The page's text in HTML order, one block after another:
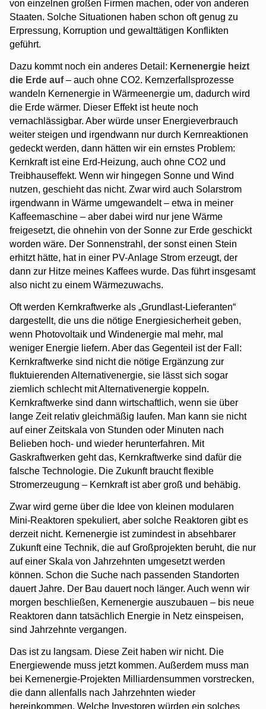
von einzelnen großen Firmen machen, oder von anderen
Staaten. Solche Situationen haben schon oft genug zu
Erpressung, Korruption und gewalttätigen Konflikten
geführt.
Dazu kommt noch ein anderes Detail: Kernenergie heizt
die Erde auf– auch ohne CO2. Kernzerfallsprozesse
wandeln Kernenergie in Wärmeenergie um, dadurch wird
die Erde wärmer. Dieser Effekt ist heute noch
vernachlässigbar. Aber würde unser Energieverbrauch
weiter steigen und irgendwann nur durch Kernreaktionen
gedeckt werden, dann hätten wir ein ernstes Problem:
Kernkraft ist eine Erd-Heizung, auch ohne CO2 und
Treibhauseffekt. Wenn wir hingegen Sonne und Wind
nutzen, geschieht das nicht. Zwar wird auch Solarstrom
irgendwann in Wärme umgewandelt – etwa in meiner
Kaffeemaschine – aber dabei wird nur jene Wärme
freigesetzt, die ohnehin von der Sonne zur Erde geschickt
worden wäre. Der Sonnenstrahl, der sonst einen Stein
erhitzt hätte, hat in einer PV-Anlage Strom erzeugt, der
dann zur Hitze meines Kaffees wurde. Das führt insgesamt
also nicht zu einem Wärmezuwachs.
Oft werden Kernkraftwerke als „Grundlast-Lieferanten“
dargestellt, die uns die nötige Energiesicherheit geben,
wenn Photovoltaik und Windenergie mal mehr, mal
weniger Energie liefern. Aber das Gegenteil ist der Fall:
Kernkraftwerke sind nicht die nötige Ergänzung zur
fluktuierenden Alternativenergie, sie lässt sich sogar
ziemlich schlecht mit Alternativenergie koppeln.
Kernkraftwerke sind dann wirtschaftlich, wenn sie über
lange Zeit relativ gleichmäßig laufen. Man kann sie nicht
auf einer Zeitskala von Stunden oder Minuten nach
Belieben hoch- und wieder herunterfahren. Mit
Gaskraftwerken geht das, Kernkraftwerke sind dafür die
falsche Technologie. Die Zukunft braucht flexible
Stromerzeugung – Kernkraft ist aber groß und behäbig.
Zwar wird gerne über die Idee von kleinen modularen
Mini-Reaktoren spekuliert, aber solche Reaktoren gibt es
derzeit nicht. Kernenergie ist zumindest in absehbarer
Zukunft eine Technik, die auf Großprojekten beruht, die nur
auf einer Skala von Jahrzehnten umgesetzt werden
können. Schon die Suche nach passenden Standorten
dauert Jahre. Der Bau dauert noch länger. Auch wenn wir
morgen beschließen, Kernenergie auszubauen – bis neue
Reaktoren dann tatsächlich Energie in Netz einspeisen,
sind Jahrzehnte vergangen.
Das ist zu langsam. Diese Zeit haben wir nicht. Die
Energiewende muss jetzt kommen. Außerdem muss man
bei Kernenergie-Projekten Milliardensummen vorstrecken,
die dann allenfalls nach Jahrzehnten wieder
hereinkommen. Welche Investoren würden ein solches